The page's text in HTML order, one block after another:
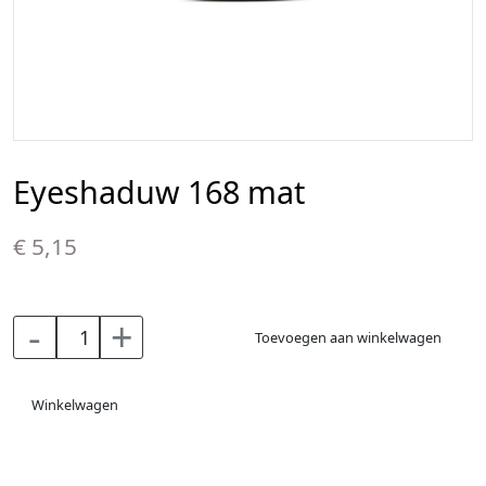
Eyeshaduw 168 mat
€ 5,15
- + Toevoegen aan winkelwagen
Winkelwagen